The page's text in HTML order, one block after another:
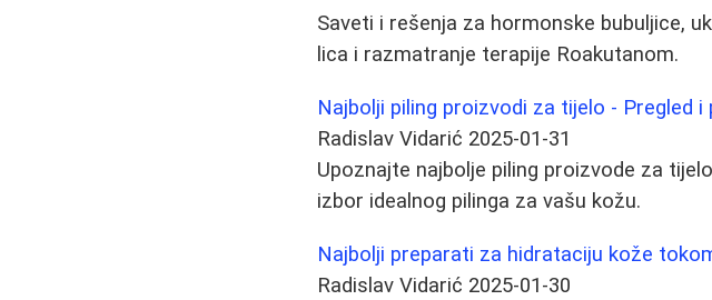
Saveti i rešenja za hormonske bubuljice,
lica i razmatranje terapije Roakutanom.
Najbolji piling proizvodi za tijelo - Pregled i
Radislav Vidarić 2025-01-31
Upoznajte najbolje piling proizvode za
izbor idealnog pilinga za vašu kožu.
Najbolji preparati za hidrataciju kože
Radislav Vidarić 2025-01-30